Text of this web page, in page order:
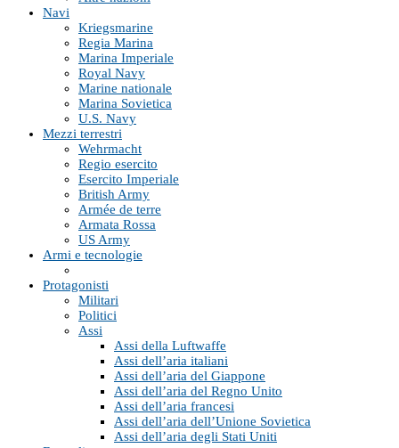
Navi
Kriegsmarine
Regia Marina
Marina Imperiale
Royal Navy
Marine nationale
Marina Sovietica
U.S. Navy
Mezzi terrestri
Wehrmacht
Regio esercito
Esercito Imperiale
British Army
Armée de terre
Armata Rossa
US Army
Armi e tecnologie
Protagonisti
Militari
Politici
Assi
Assi della Luftwaffe
Assi dell’aria italiani
Assi dell’aria del Giappone
Assi dell’aria del Regno Unito
Assi dell’aria francesi
Assi dell’aria dell’Unione Sovietica
Assi dell’aria degli Stati Uniti